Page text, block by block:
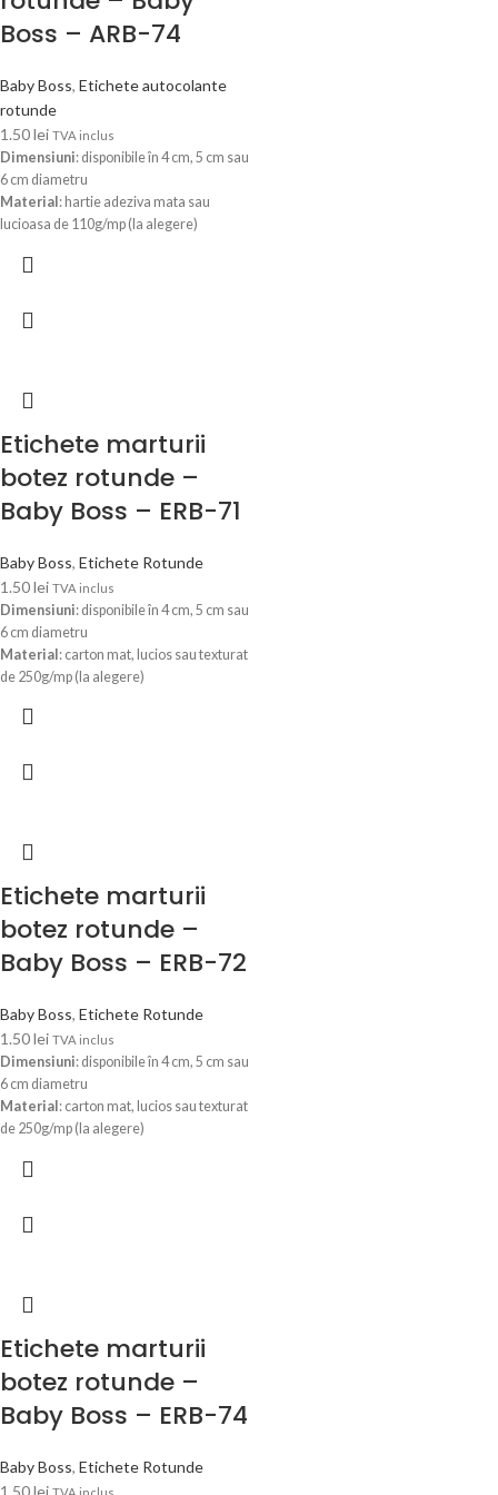
Boss – ARB-74
Baby Boss, Etichete autocolante
rotunde
1.50lei TVA inclus
Dimensiuni: disponibile în 4 cm, 5 cm sau
6 cm diametru
Material : hartie adeziva mata sau
lucioasa de 110g/mp (la alegere)
evenimentului și un text scurt opțional
botez, invitații sau cadouri
personalizata cu datele Dvs. pentru
verificare si confirmare.
Etichete marturii
botez rotunde –
Baby Boss – ERB-71
Baby Boss, Etichete Rotunde
1.50lei TVA inclus
Dimensiuni: disponibile în 4 cm, 5 cm sau
6 cm diametru
Material: carton mat, lucios sau texturat
de 250g/mp (la alegere)
evenimentului și un text scurt opțional
pentru atașare ușoară
vineri), veti primi pe WhatsApp sau pe
email modelul de eticheta personalizata
cu datele Dvs. pentru verificare si
confirmare.
Etichete marturii
botez rotunde –
Baby Boss – ERB-72
Baby Boss, Etichete Rotunde
1.50lei TVA inclus
Dimensiuni: disponibile în 4 cm, 5 cm sau
6 cm diametru
Material : carton mat, lucios sau texturat
de 250g/mp (la alegere)
evenimentului și un text scurt opțional
pentru atașare ușoară
vineri), veti primi pe WhatsApp sau pe
email modelul de eticheta personalizata
cu datele Dvs. pentru verificare si
confirmare.
Etichete marturii
botez rotunde –
Baby Boss – ERB-74
Baby Boss, Etichete Rotunde
1.50lei TVA inclus